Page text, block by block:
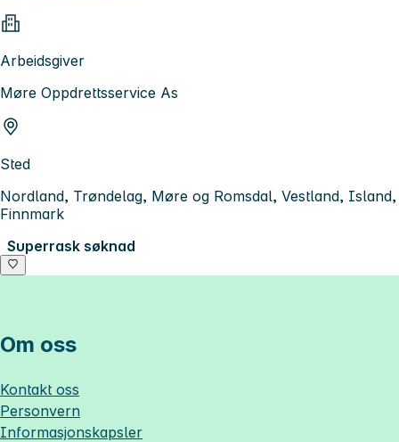
Arbeidsgiver
Møre Oppdrettsservice As
Sted
Nordland, Trøndelag, Møre og Romsdal, Vestland, Island,
Finnmark
Superrask søknad
Om oss
Kontakt oss
Personvern
Informasjonskapsler